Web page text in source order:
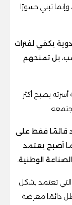
تبني جسورًا
يكفي لفترات
بل تمنحهم
يصبح أكثر
قائمًا فقط على
أصبح يعتمد
الوطنية.
التي تعتمد بشكل
دائمًا معرضة